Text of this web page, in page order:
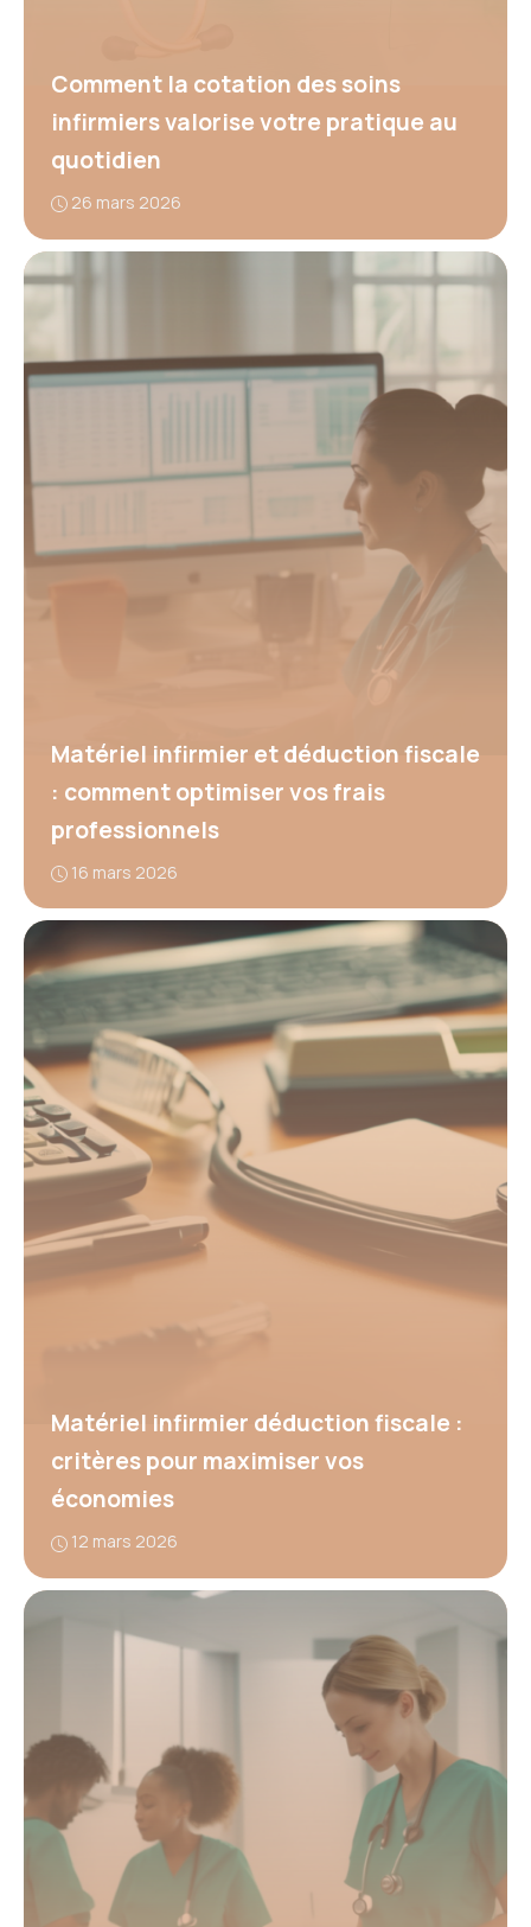
Comment la cotation des soins
infirmiers valorise votre pratique au
quotidien
26 mars 2026
Matériel infirmier et déduction fiscale
: comment optimiser vos frais
professionnels
16 mars 2026
Matériel infirmier déduction fiscale :
critères pour maximiser vos
économies
12 mars 2026